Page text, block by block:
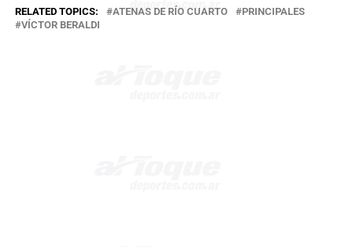
RELATED TOPICS: ATENAS DE RÍO CUARTO
PRINCIPALES
VÍCTOR BERALDI